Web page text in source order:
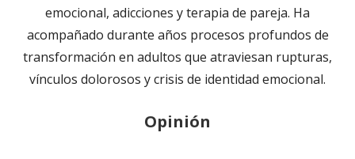
emocional, adicciones y terapia de pareja. Ha
acompañado durante años procesos profundos de
transformación en adultos que atraviesan rupturas,
vínculos dolorosos y crisis de identidad emocional.
Opinión